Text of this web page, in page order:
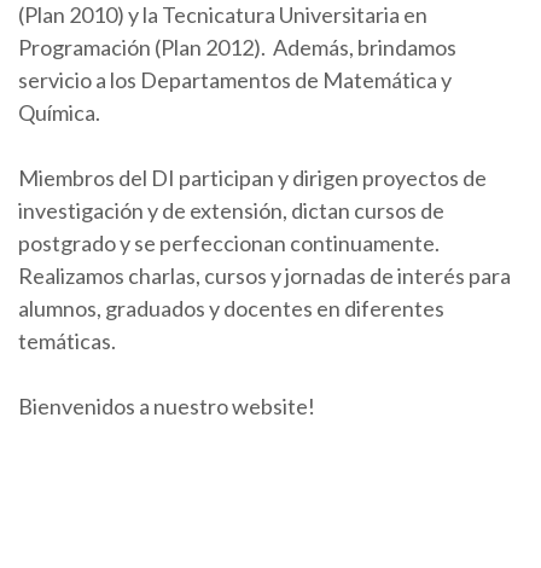
(Plan 2010) y la Tecnicatura Universitaria en
Programación (Plan 2012). Además, brindamos
servicio a los Departamentos de Matemática y
Química.
Miembros del DI participan y dirigen proyectos de
investigación y de extensión, dictan cursos de
postgrado y se perfeccionan continuamente.
Realizamos charlas, cursos y jornadas de interés para
alumnos, graduados y docentes en diferentes
temáticas.
Bienvenidos a nuestro website!